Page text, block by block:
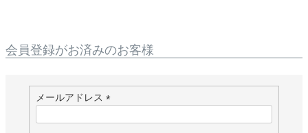
会員登録がお済みのお客様
メールアドレス